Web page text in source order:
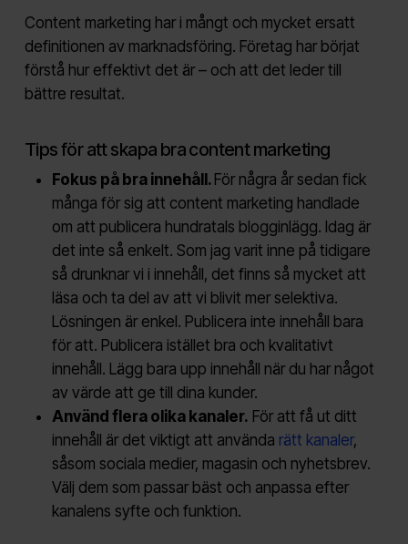
Content marketing har i mångt och mycket ersatt
definitionen av marknadsföring. Företag har börjat
förstå hur effektivt det är – och att det leder till
bättre resultat.
Tips för att skapa bra content marketing
Fokus på bra innehåll. För några år sedan fick
många för sig att content marketing handlade
om att publicera hundratals blogginlägg. Idag är
det inte så enkelt. Som jag varit inne på tidigare
så drunknar vi i innehåll, det finns så mycket att
läsa och ta del av att vi blivit mer selektiva.
Lösningen är enkel. Publicera inte innehåll bara
för att. Publicera istället bra och kvalitativt
innehåll. Lägg bara upp innehåll när du har något
av värde att ge till dina kunder.
Använd flera olika kanaler. För att få ut ditt
innehåll är det viktigt att använda rätt kanaler,
såsom sociala medier, magasin och nyhetsbrev.
Välj dem som passar bäst och anpassa efter
kanalens syfte och funktion.